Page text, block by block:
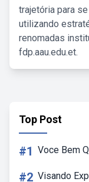
trajetória para
utilizando
renomadas
fdp.aau.edu.et.
Top Post
#1 Voce Bem
#2 Visando